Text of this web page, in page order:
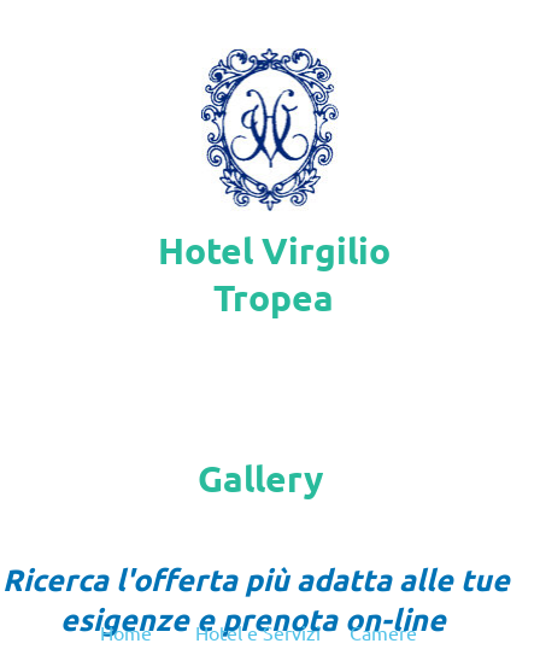
Hotel Virgilio
Tropea
Home Hotel e Servizi
Camere
Gallery
Ricerca l'offerta più adatta alle tue
esigenze e prenota on-line